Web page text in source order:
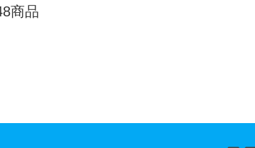
商品